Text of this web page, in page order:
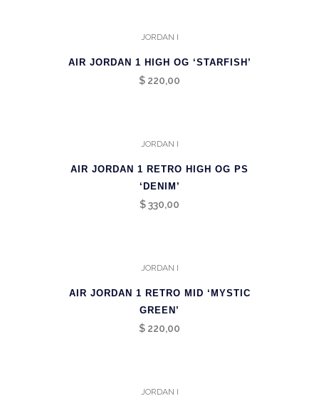
JORDAN I
AIR JORDAN 1 HIGH OG ‘STARFISH’
$ 220,00
JORDAN I
AIR JORDAN 1 RETRO HIGH OG PS
‘DENIM’
$330,00
JORDAN I
AIR JORDAN 1 RETRO MID ‘MYSTIC
GREEN’
$ 220,00
JORDAN I